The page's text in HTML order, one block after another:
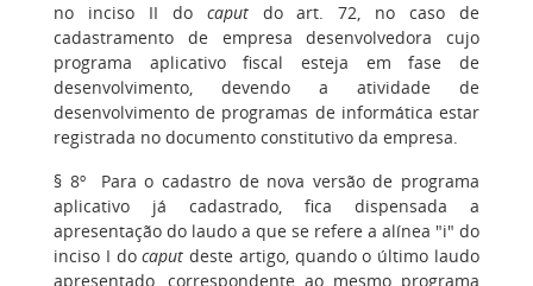
no inciso II do caputdo art. 72, no caso de
cadastramento de empresa desenvolvedora cujo
programa aplicativo fiscal esteja em fase de
desenvolvimento, devendo a atividade de
desenvolvimento de programas de informática estar
registrada no documento constitutivo da empresa.
§ 8º Para o cadastro de nova versão de programa
aplicativo já cadastrado, fica dispensada a
apresentação do laudo a que se refere a alínea "i" do
inciso I docaput deste artigo, quando o último laudo
apresentado, correspondente ao mesmo programa